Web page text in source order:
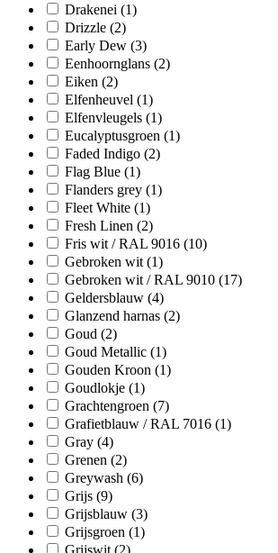
Drakenei (1)
Drizzle (2)
Early Dew (3)
Eenhoornglans (2)
Eiken (2)
Elfenheuvel (1)
Elfenvleugels (1)
Eucalyptusgroen (1)
Faded Indigo (2)
Flag Blue (1)
Flanders grey (1)
Fleet White (1)
Fresh Linen (2)
Fris wit / RAL 9016 (10)
Gebroken wit (1)
Gebroken wit / RAL 9010 (17)
Geldersblauw (4)
Glanzend harnas (2)
Goud (2)
Goud Metallic (1)
Gouden Kroon (1)
Goudlokje (1)
Grachtengroen (7)
Grafietblauw / RAL 7016 (1)
Gray (4)
Grenen (2)
Greywash (6)
Grijs (9)
Grijsblauw (3)
Grijsgroen (1)
Grijswit (2)